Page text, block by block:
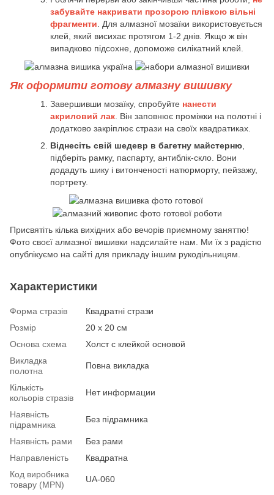
забувайте накривати прозорою плівкою вільні
фрагменти. Для алмазної мозаїки використовується
клей, який висихає протягом 1-2 днів. Якщо ж він
випадково підсохне, допоможе силікатний клей.
Як оформити готову алмазну вишивку
Завершивши мозаїку, спробуйте нанести
акриловий лак . Він заповнює проміжки на полотні і
додатково закріплює стрази на своїх квадратиках.
Віднесіть свій шедевр в багетну майстерню
підберіть рамку, паспарту, антиблік-скло. Вони
додадуть шику і витонченості натюрморту, пейзажу,
портрету.
Присвятіть кілька вихідних або вечорів приємному заняттю!
Фото своєї алмазної вишивки надсилайте нам. Ми їх з радістю
опублікуємо на сайті для прикладу іншим рукодільницям.
Характеристики
Форма стразів
Квадратні стрази
Розмір
20 х 20 см
Основа схема
Холст с клейкой основой
Викладка
полотна
Повна викладка
Кількість
кольорів стразів
Нет информации
Наявність
підрамника
Без підрамника
Наявність рами
Без рами
Направленість
Квадратна
Код виробника
товару (MPN)
UA-060